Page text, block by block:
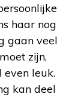
haar nog
gaan veel
zijn,
even leuk.
kan deel